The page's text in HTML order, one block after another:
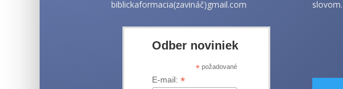
biblickaformacia(zavináč)gmail.com
Odber noviniek
*požadované
E-mail: *
slovom.